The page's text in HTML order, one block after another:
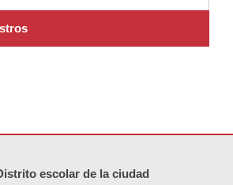
escolar de la ciudad